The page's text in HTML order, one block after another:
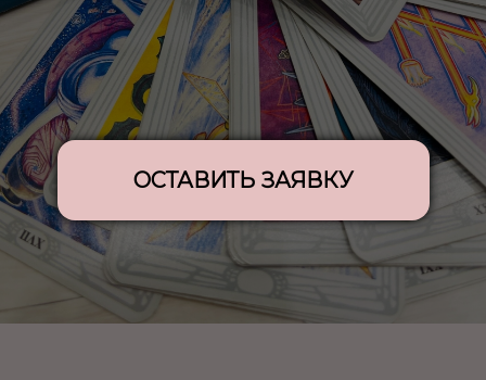
ОСТАВИТЬ ЗАЯВКУ